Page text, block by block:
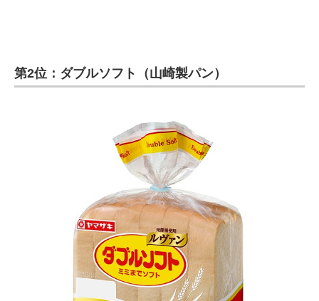
第2位：ダブルソフト（山崎製パン）